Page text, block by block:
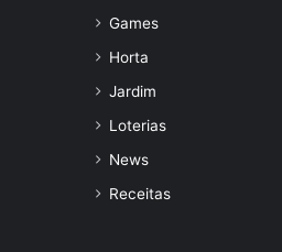
Games
Horta
Jardim
Loterias
News
Receitas